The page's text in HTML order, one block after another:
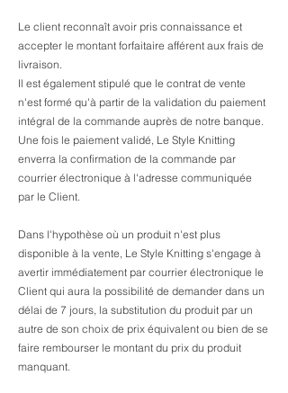
Le client reconnaît avoir pris connaissance et
accepter le montant forfaitaire afférent aux frais de
livraison.
Il est également stipulé que le contrat de vente
n'est formé qu'à partir de la validation du paiement
intégral de la commande auprès de notre banque.
Une fois le paiement validé, Le Style Knitting
enverra la confirmation de la commande par
courrier électronique à l'adresse communiquée
par le Client.
Dans l'hypothèse où un produit n'est plus
disponible à la vente, Le Style Knitting s'engage à
avertir immédiatement par courrier électronique le
Client qui aura la possibilité de demander dans un
délai de 7 jours, la substitution du produit par un
autre de son choix de prix équivalent ou bien de se
faire rembourser le montant du prix du produit
manquant.